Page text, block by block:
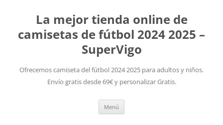
La mejor tienda online de
camisetas de fútbol 2024 2025 –
SuperVigo
Ofrecemos camiseta del fútbol 2024 2025 para adultos y niños.
Envío gratis desde 69€ y personalizar Gratis.
Menú